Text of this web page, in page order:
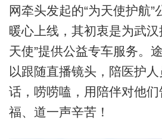
网牵头发起的“为天使护航”
暖心上线，其初衷是为武汉
天使”提供公益专车服务。
以跟随直播镜头，陪医护
话，唠唠嗑，用陪伴对他
福、道一声辛苦！